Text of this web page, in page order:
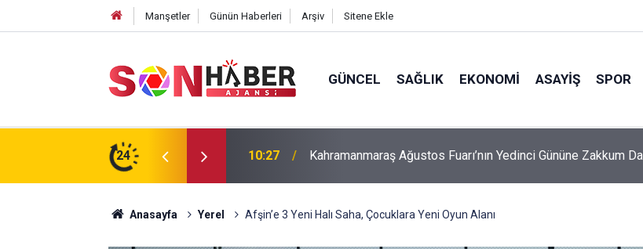
Manşetler Günün Haberleri Arşiv Sitene Ekle
GÜNCEL SAĞLIK EKONOMI ASAYIŞ SPOR
24
Yedinci Gününe Zakkum Damgası 10:20 Hanife Öksüz: Fabrikalar bizim değil, milletin bize emanetidir
Anasayfa Yerel Afşin’e 3 Yeni Halı Saha, Çocuklara Yeni Oyun Alanı